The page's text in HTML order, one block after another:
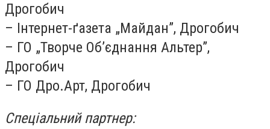
Дрогобич
– Інтернет-ґазета „Майдан”, Дрогобич
– ГО „Творче Об’єднання Альтер”,
Дрогобич
– ГО Дро.Арт, Дрогобич
Спеціальний партнер: